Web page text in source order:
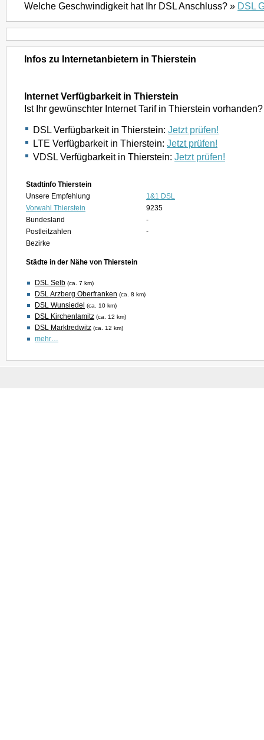
Welche Geschwindigkeit hat Ihr DSL Anschluss? » DSL
Infos zu Internetanbietern in Thierstein
Internet Verfügbarkeit in Thierstein
Ist Ihr gewünschter Internet Tarif in Thierstein vorhanden?
DSL Verfügbarkeit in Thierstein: Jetzt prüfen!
LTE Verfügbarkeit in Thierstein: Jetzt prüfen!
VDSL Verfügbarkeit in Thierstein: Jetzt prüfen!
Stadtinfo Thierstein
Unsere Empfehlung
1&1 DSL
Vorwahl Thierstein
9235
Bundesland
-
Postleitzahlen
-
Bezirke
Städte in der Nähe von Thierstein
DSL Selb (ca. 7 km)
DSL Arzberg Oberfranken (ca. 8 km)
DSL Wunsiedel (ca. 10 km)
DSL Kirchenlamitz (ca. 12 km)
DSL Marktredwitz (ca. 12 km)
mehr…